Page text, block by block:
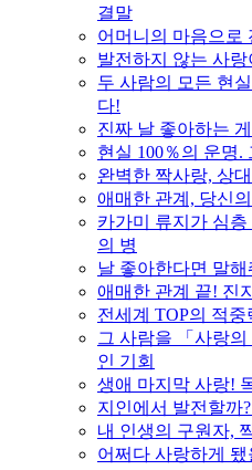
결말
어머니의 마음으로
발전하지 않는 사
두 사람의 모든 현
다!
진짜 날 좋아하는
현실 100％의 운명.
완벽한 짝사랑, 상
애매한 관계, 당신
카가미 류지가 심
의 병
날 좋아한다면 말
애매한 관계 끝! 진
전세계 TOP의 적
그 사람을 「사랑
인 기회
생애 마지막 사랑!
지인에서 발전할까
내 인생의 구원자,
어쩌다 사랑하게 됐